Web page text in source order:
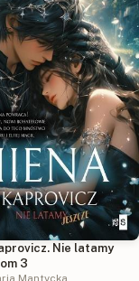
Nie latamy
3
Mantycka